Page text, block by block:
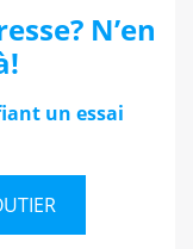
N’en
un essai